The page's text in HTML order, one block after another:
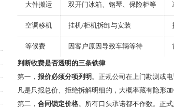
大件搬运 双开门冰箱、钢琴、保险柜等
空调移机 挂机/柜机拆卸与安装
等候费 因客户原因导致车辆等待
判断收费是否透明的三条铁律
第一， 报价必须分项列明 。正规公司在上门勘测或
凡是只报总价、拒绝拆解明细的，大概率藏有隐形加
第二， 合同锁定价格。所有口头承诺都不作数。正